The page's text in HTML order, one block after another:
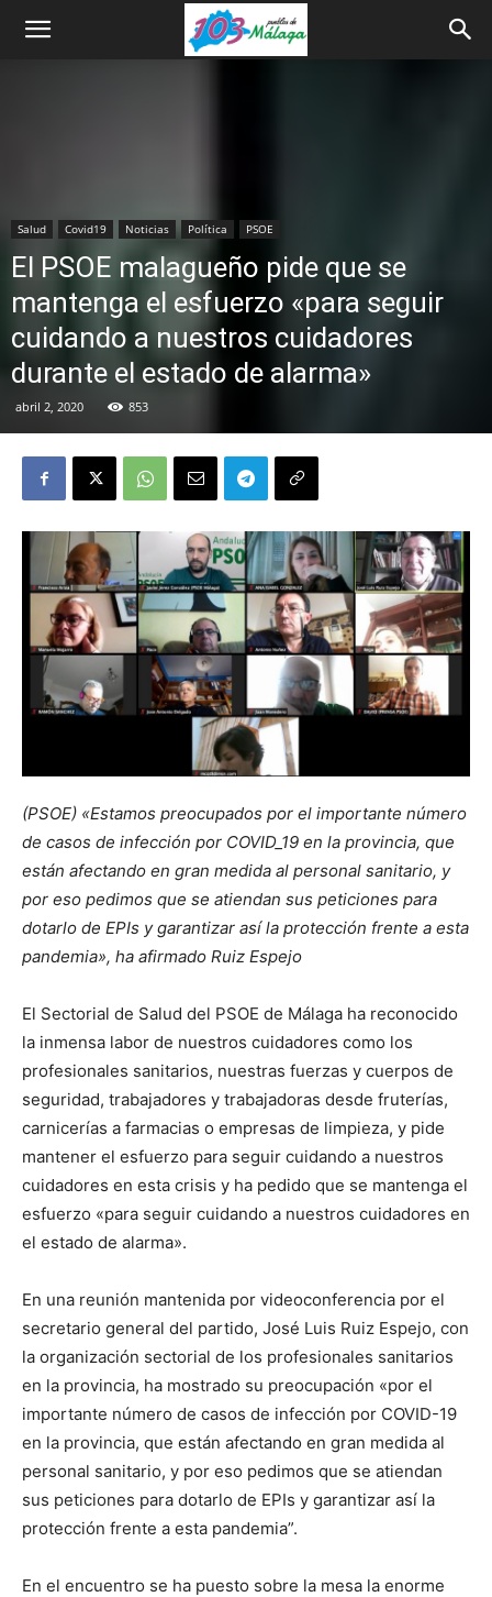
Salud Covid19 Noticias Política PSOE
El PSOE malagueño pide que se
mantenga el esfuerzo «para seguir
cuidando a nuestros cuidadores
durante el estado de alarma»
abril 2, 2020 853
(PSOE) «Estamos preocupados por el importante número
de casos de infección por COVID_19 en la provincia, que
están afectando en gran medida al personal sanitario, y
por eso pedimos que se atiendan sus peticiones para
dotarlo de EPIs y garantizar así la protección frente a esta
pandemia», ha afirmado Ruiz Espejo
El Sectorial de Salud del PSOE de Málaga ha reconocido
la inmensa labor de nuestros cuidadores como los
profesionales sanitarios, nuestras fuerzas y cuerpos de
seguridad, trabajadores y trabajadoras desde fruterías,
carnicerías a farmacias o empresas de limpieza, y pide
mantener el esfuerzo para seguir cuidando a nuestros
cuidadores en esta crisis y ha pedido que se mantenga el
esfuerzo «para seguir cuidando a nuestros cuidadores en
el estado de alarma».
En una reunión mantenida por videoconferencia por el
secretario general del partido, José Luis Ruiz Espejo, con
la organización sectorial de los profesionales sanitarios
en la provincia, ha mostrado su preocupación «por el
importante número de casos de infección por COVID-19
en la provincia, que están afectando en gran medida al
personal sanitario, y por eso pedimos que se atiendan
sus peticiones para dotarlo de EPIs y garantizar así la
protección frente a esta pandemia”.
En el encuentro se ha puesto sobre la mesa la enorme